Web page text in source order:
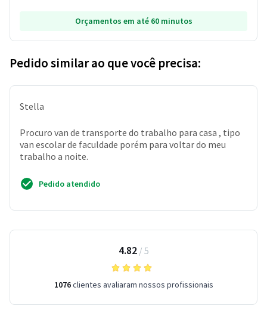
Orçamentos em até 60 minutos
Pedido similar ao que você precisa:
Stella
Procuro van de transporte do trabalho para casa , tipo
van escolar de faculdade porém para voltar do meu
trabalho a noite.
Pedido atendido
4.82/ 5
1076clientes avaliaram nossos profissionais